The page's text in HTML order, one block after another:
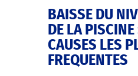
BAISSE DU
DE LA PISCINE
CAUSES LES
FREQUENTES